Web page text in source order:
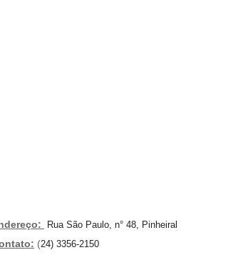
Rua São Paulo, n° 48, Pinheiral
(24) 3356-2150